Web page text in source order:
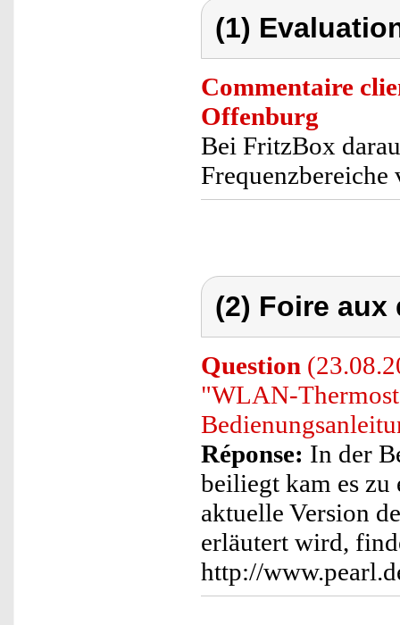
(1)
Commentaire
Offenburg
Bei FritzBox
Frequenzbereiche
(2) Foire
Question
"WLAN-
Réponse: In der
beiliegt kam es zu
aktuelle Version
erläutert wird,
http://